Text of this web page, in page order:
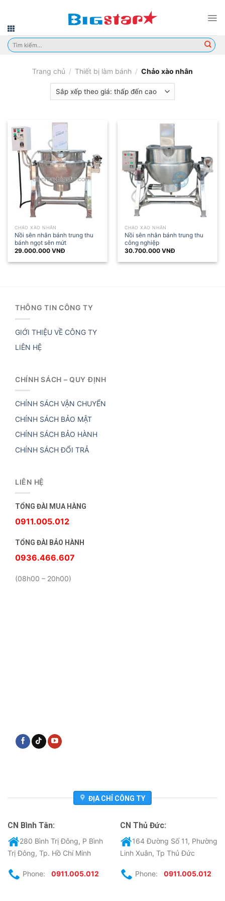
content
Tìm
kiếm:
Trang chủ / Thiết bị làm bánh / Chảo xào nhân
CHẢO XÀO NHÂN
Nồi sên nhân bánh trung thu
bánh ngọt sên mứt
29.000.000VNĐ
CHẢO XÀO NHÂN
Nồi sên nhân bánh trung thu
công nghiệp
30.700.000VNĐ
THÔNG TIN CÔNG TY
GIỚI THIỆU VỀ CÔNG TY
LIÊN HỆ
CHÍNH SÁCH – QUY ĐỊNH
CHÍNH SÁCH VẬN CHUYỂN
CHÍNH SÁCH BẢO MẬT
CHÍNH SÁCH BẢO HÀNH
CHÍNH SÁCH ĐỔI TRẢ
LIÊN HỆ
TỔNG ĐÀI MUA HÀNG
0911.005.012
TỔNG ĐÀI BẢO HÀNH
0936.466.607
(08h00 – 20h00)
ĐỊA CHỈ CÔNG TY
CN Bình Tân:
280 Bình Trị Đông, P Bình
Trị Đông, Tp. Hồ Chí Minh
Phone: 0911.005.012
CN Thủ Đức:
164 Đường Số 11, Phường
Linh Xuân, Tp Thủ Đức
Phone: 0911.005.012